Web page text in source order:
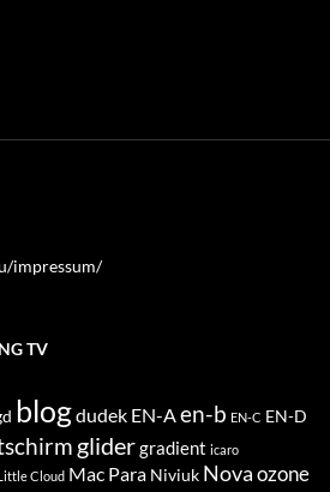
impressum/
TV
blogdudek EN-Aen-b EN-C EN-D
glidergradient icaro
Cloud Mac Para Niviuk Nova ozone